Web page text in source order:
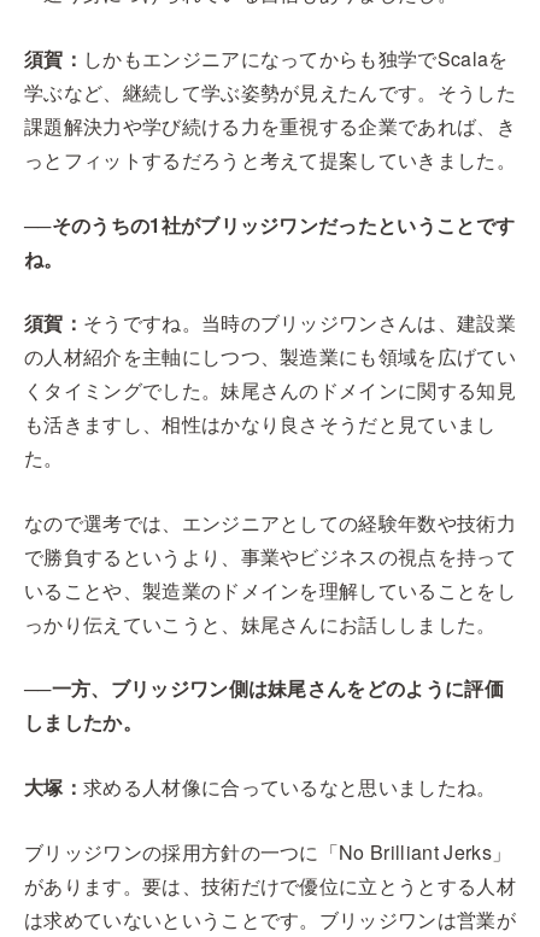
須賀： しかもエンジニアになってからも独学でScalaを
学ぶなど、継続して学ぶ姿勢が見えたんです。そうした
課題解決力や学び続ける力を重視する企業であれば、き
っとフィットするだろうと考えて提案していきました。
──そのうちの1社がブリッジワンだったということです
ね。
須賀： そうですね。当時のブリッジワンさんは、建設業
の人材紹介を主軸にしつつ、製造業にも領域を広げてい
くタイミングでした。妹尾さんのドメインに関する知見
も活きますし、相性はかなり良さそうだと見ていまし
た。
なので選考では、エンジニアとしての経験年数や技術力
で勝負するというより、事業やビジネスの視点を持って
いることや、製造業のドメインを理解していることをし
っかり伝えていこうと、妹尾さんにお話ししました。
──一方、ブリッジワン側は妹尾さんをどのように評価
しましたか。
大塚： 求める人材像に合っているなと思いましたね。
ブリッジワンの採用方針の一つに「No Brilliant Jerks」
があります。要は、技術だけで優位に立とうとする人材
は求めていないということです。ブリッジワンは営業が